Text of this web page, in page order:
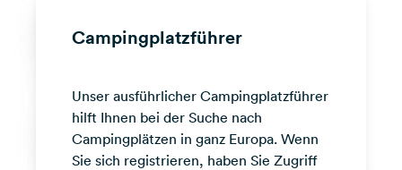
Facebook
Instagram
Campingplatzführer
Unser ausführlicher Campingplatzführer
hilft Ihnen bei der Suche nach
Campingplätzen in ganz Europa. Wenn
Sie sich registrieren, haben Sie Zugriff